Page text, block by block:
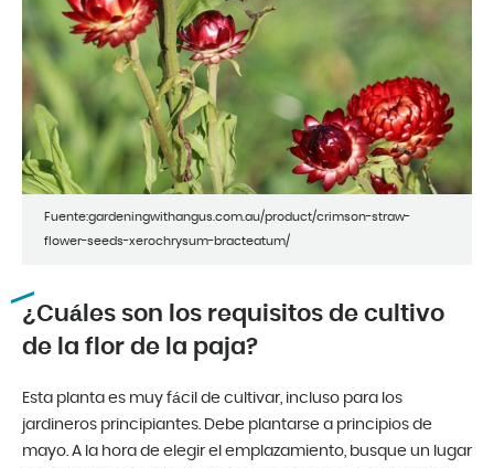
Fuente:gardeningwithangus.com.au/product/crimson-straw-
flower-seeds-xerochrysum-bracteatum/
¿Cuáles son los requisitos de cultivo
de la flor de la paja?
Esta planta es muy fácil de cultivar, incluso para los
jardineros principiantes. Debe plantarse a principios de
mayo. A la hora de elegir el emplazamiento, busque un lugar